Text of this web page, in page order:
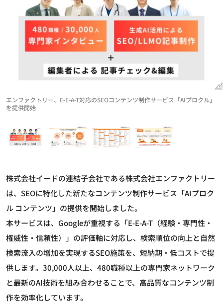
エンファクトリー、E-E-A-T対応のSEOコンテンツ制作サービス「AIプロクル」
を提供開始
株式会社イードの連結子会社である株式会社エンファクトリー
は、SEOに特化した新たなコンテンツ制作サービス「AIプロク
ル コンテンツ」の提供を開始しました。
本サービスは、Googleが重視する「E-E-A-T（経験・専門性・
権威性・信頼性）」の評価軸に対応し、検索順位の向上と自然
検索流入の増加を実現するSEO施策を、短納期・低コストで提
供します。30,000人以上、480職種以上の専門家ネットワーク
と最新のAI技術を組み合わせることで、高品質なコンテンツ制
作を効率化しています。